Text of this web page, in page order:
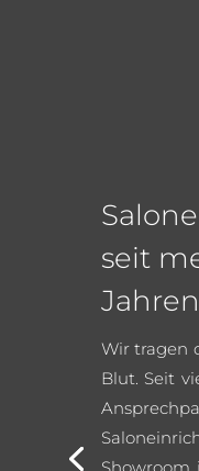
seit
Jahren
Wir tragen
Blut. Seit